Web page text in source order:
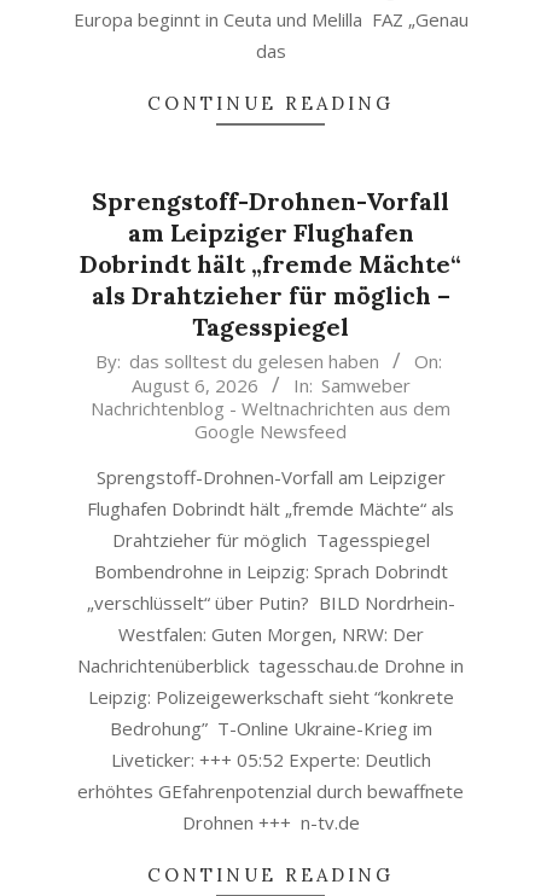
Europa beginnt in Ceuta und Melilla FAZ „Genau
das
CONTINUE READING
Sprengstoff-Drohnen-Vorfall
am Leipziger Flughafen
Dobrindt hält „fremde Mächte“
als Drahtzieher für möglich –
Tagesspiegel
2026-
06
By: das solltest du gelesen haben
On:
August 6, 2026
In: Samweber
Nachrichtenblog - Weltnachrichten aus dem
Google Newsfeed
Sprengstoff-Drohnen-Vorfall am Leipziger
Flughafen Dobrindt hält „fremde Mächte“ als
Drahtzieher für möglich Tagesspiegel
Bombendrohne in Leipzig: Sprach Dobrindt
„verschlüsselt“ über Putin? BILD Nordrhein-
Westfalen: Guten Morgen, NRW: Der
Nachrichtenüberblick tagesschau.de Drohne in
Leipzig: Polizeigewerkschaft sieht “konkrete
Bedrohung” T-Online Ukraine-Krieg im
Liveticker: +++ 05:52 Experte: Deutlich
erhöhtes GEfahrenpotenzial durch bewaffnete
Drohnen +++ n-tv.de
CONTINUE READING